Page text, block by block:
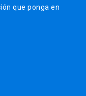
que ponga en